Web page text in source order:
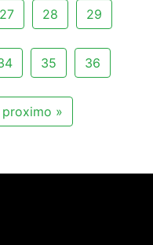
27 28 29
35 36
proximo »